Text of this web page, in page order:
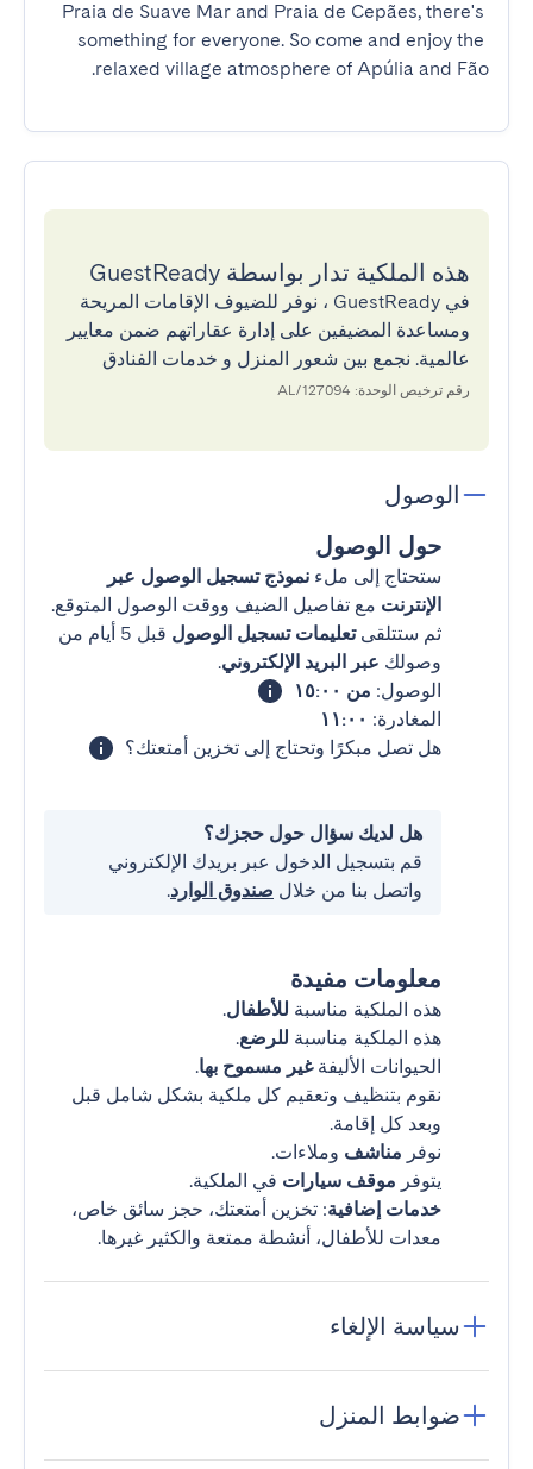
Praia de Suave Mar and Praia de Cepães, there's
something for everyone. So come and enjoy the
relaxed village atmosphere of Apúlia and Fão.
هذه الملكية تدار بواسطة GuestReady
في GuestReady ، نوفر للضيوف الإقامات المريحة
ومساعدة المضيفين على إدارة عقاراتهم ضمن معايير
عالمية. نجمع بين شعور المنزل و خدمات الفنادق
رقم ترخيص الوحدة: 127094/AL
الوصول
حول الوصول
ستحتاج إلى ملء نموذج تسجيل الوصول عبر
الإنترنت مع تفاصيل الضيف ووقت الوصول المتوقع.
ثم ستتلقىتعليمات تسجيل الوصول
قبل 5 أيام من
وصولك عبر البريد الإلكتروني.
الوصول: من ١٥:٠٠
المغادرة: ١١:٠٠
هل تصل مبكرًا وتحتاج إلى تخزين أمتعتك؟
هل لديك سؤال حول حجزك؟
قم بتسجيل الدخول عبر بريدك الإلكتروني
واتصل بنا من خلال صندوق الوارد.
معلومات مفيدة
هذه الملكية مناسبة للأطفال.
هذه الملكية مناسبة للرضع.
الحيوانات الأليفةغير مسموح بها.
نقوم بتنظيف وتعقيم كل ملكية بشكل شامل قبل
وبعد كل إقامة.
نوفر مناشف وملاءات.
يتوفر موقف سيارات في الملكية.
خدمات إضافية: تخزين أمتعتك، حجز سائق خاص،
معدات للأطفال، أنشطة ممتعة والكثير غيرها.
سياسة الإلغاء
ضوابط المنزل